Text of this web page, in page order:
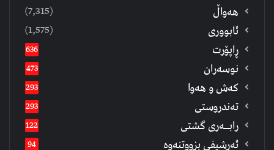
هەواڵ (7,315)
ئابووری (1,575)
ڕاپۆرت 636
نوسەران 473
كەش و هەوا 293
تەندروستی 293
رابــه‌ری گشتی 122
ئەرشیفى بزووتنەوە 94